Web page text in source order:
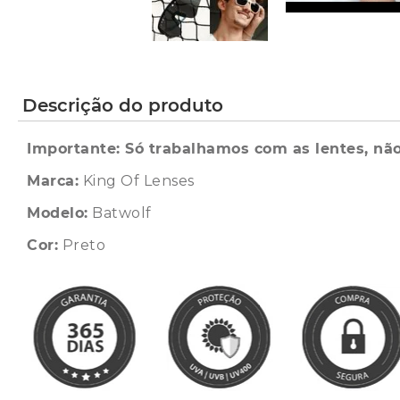
Descrição do produto
Importante: Só trabalhamos com as lentes,
Marca: King Of Lenses
Modelo: Batwolf
Cor: Preto